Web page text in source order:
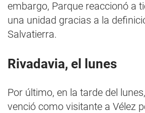
embargo, Parque reaccionó a
una unidad gracias a la
Salvatierra.
Rivadavia, el lunes
Por último, en la tarde del
venció como visitante a Vélez